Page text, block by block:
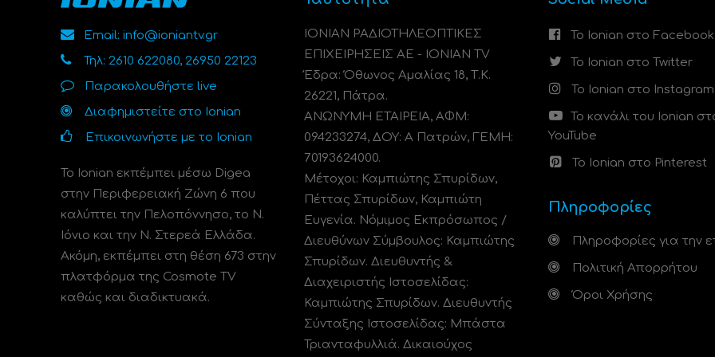
Email: info@ioniantv.gr
Τηλ: 2610 622080, 26950 22123
Παρακολουθήστε live
Διαφημιστείτε στο Ionian
Επικοινωνήστε με το Ionian
Το Ionian εκπέμπει μέσω Digea
στην Περιφερειακή Ζώνη 6 που
καλύπτει την Πελοπόννησο, το N.
Ιόνιο και την Ν. Στερεά Ελλάδα.
Ακόμη, εκπέμπει στη θέση 673 στην
πλατφόρμα της Cosmote TV
καθώς και διαδικτυακά.
ΙΟΝΙΑΝ ΡΑΔΙΟΤΗΛΕΟΠΤΙΚΕΣ
ΕΠΙΧΕΙΡΗΣΕΙΣ ΑΕ - IONIAN TV
Έδρα: Όθωνος Αμαλίας 18, Τ.Κ.
26221, Πάτρα.
ΑΝΩΝΥΜΗ ΕΤΑΙΡΕΙΑ, ΑΦΜ:
094233274, ΔΟΥ: A Πατρών, ΓΕΜΗ:
70193624000.
Μέτοχοι: Καμπιώτης Σπυρίδων,
Πέττας Σπυρίδων, Καμπιώτη
Ευγενία. Νόμιμος Εκπρόσωπος /
Διευθύνων Σύμβουλος: Καμπιώτης
Σπυρίδων. Διευθυντής &
Διαχειριστής Ιστοσελίδας:
Καμπιώτης Σπυρίδων. Διευθυντής
Σύνταξης Ιστοσελίδας: Μπάστα
Τριανταφυλλιά. Δικαιούχος
Το Ionian στο Facebook
Το Ionian στο Twitter
Το Ionian στο Instagram
Το κανάλι του Ionian
YouTube
Το Ionian στο Pinterest
Πληροφορίες
Πληροφορίες για την
Πολιτική Απορρήτου
Όροι Χρήσης